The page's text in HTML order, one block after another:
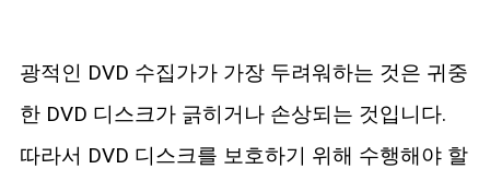
DVD 복사
광적인 DVD 수집가가 가장 두려워하는 것은 귀중
한 DVD 디스크가 긁히거나 손상되는 것입니다.
따라서 DVD 디스크를 보호하기 위해 수행해야 할